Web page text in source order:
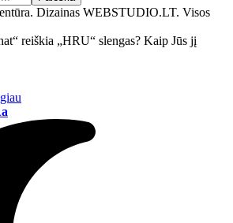
Dizainas WEBSTUDIO.LT. Visos
reiškia „HRU“ slengas? Kaip Jūs jį